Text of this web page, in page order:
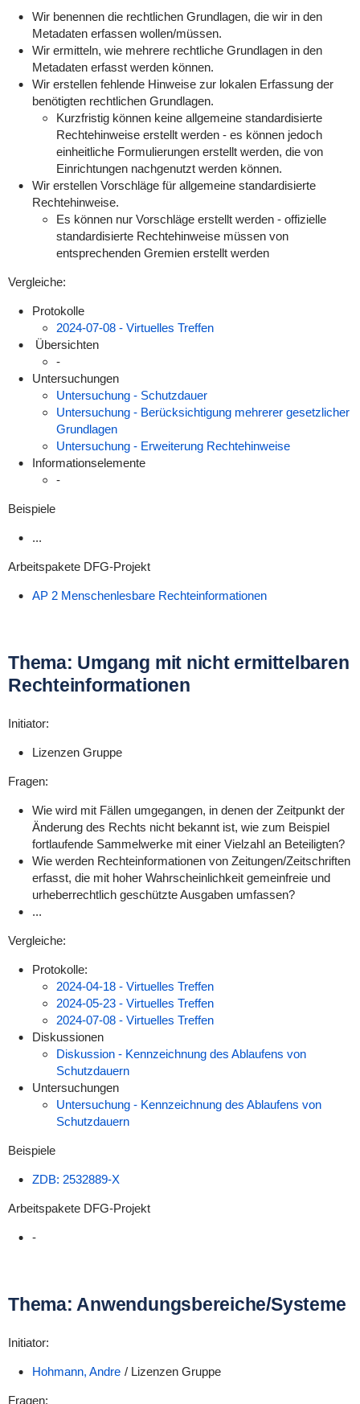
Wir benennen die rechtlichen Grundlagen, die wir in den
Metadaten erfassen wollen/müssen.
Wir ermitteln, wie mehrere rechtliche Grundlagen in den
Metadaten erfasst werden können.
Wir erstellen fehlende Hinweise zur lokalen Erfassung der
benötigten rechtlichen Grundlagen.
Kurzfristig können keine allgemeine standardisierte
Rechtehinweise erstellt werden - es können jedoch
einheitliche Formulierungen erstellt werden, die von
Einrichtungen nachgenutzt werden können.
Wir erstellen Vorschläge für allgemeine standardisierte
Rechtehinweise.
Es können nur Vorschläge erstellt werden - offizielle
standardisierte Rechtehinweise müssen von
entsprechenden Gremien erstellt werden
Vergleiche:
Protokolle
2024-07-08 - Virtuelles Treffen
Übersichten
-
Untersuchungen
Untersuchung - Schutzdauer
Untersuchung - Berücksichtigung mehrerer gesetzlicher
Grundlagen
Untersuchung - Erweiterung Rechtehinweise
Informationselemente
-
Beispiele
...
Arbeitspakete DFG-Projekt
AP 2 Menschenlesbare Rechteinformationen
Thema: Umgang mit nicht ermittelbaren
Rechteinformationen
Initiator:
Lizenzen Gruppe
Fragen:
Wie wird mit Fällen umgegangen, in denen der Zeitpunkt der
Änderung des Rechts nicht bekannt ist, wie zum Beispiel
fortlaufende Sammelwerke mit einer Vielzahl an Beteiligten?
Wie werden Rechteinformationen von Zeitungen/Zeitschriften
erfasst, die mit hoher Wahrscheinlichkeit gemeinfreie und
urheberrechtlich geschützte Ausgaben umfassen?
...
Vergleiche:
Protokolle:
2024-04-18 - Virtuelles Treffen
2024-05-23 - Virtuelles Treffen
2024-07-08 - Virtuelles Treffen
Diskussionen
Diskussion - Kennzeichnung des Ablaufens von
Schutzdauern
Untersuchungen
Untersuchung - Kennzeichnung des Ablaufens von
Schutzdauern
Beispiele
ZDB: 2532889-X
Arbeitspakete DFG-Projekt
-
Thema: Anwendungsbereiche/Systeme
Initiator:
Hohmann, Andre / Lizenzen Gruppe
Fragen: